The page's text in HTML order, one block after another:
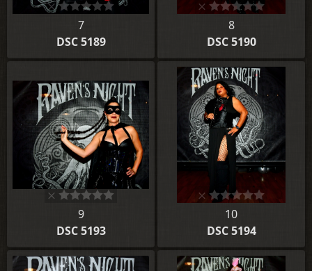
7
DSC 5189
8
DSC 5190
9
DSC 5193
10
DSC 5194